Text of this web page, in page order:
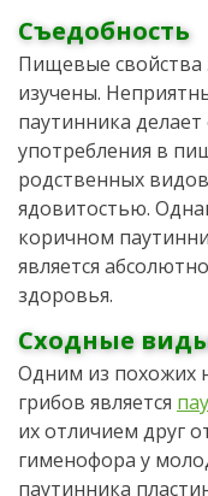
Съедобность
Пищевые свойства
изучены.
паутинника
употребления в
родственных
ядовитостью.
коричном
является
здоровья.
Сходные
Одним из похожих
грибов является
их отличием друг
гименофора у
паутинника